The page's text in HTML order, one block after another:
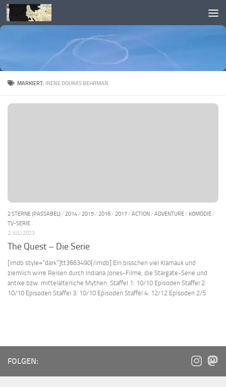
Skip to content
MARKIERT: IRENE DOUKAS BEHRMAN
2 STERNE (PASSABEL)/ 2014/ 2015/ 2016/ 2017/ ACTION/ ADVENTURE/ KOMÖDIE/
TV-SERIE
2. JULI 2023
The Quest – Die Serie
[imdb style=“dark“]tt3663490[/imdb] Ein bisschen viel Klamauk und
ziemlich wirre Reisen durch Indiana Jones-Filme, die Stargate-Serie und
antike bzw. mittelalterliche Mythen. Staffel 1: 10/10 Episoden Staffel 2:
10/10 Episoden Staffel 3: 10/10 Episoden Staffel 4: 12/12 Episoden 2/5
FOLGEN: